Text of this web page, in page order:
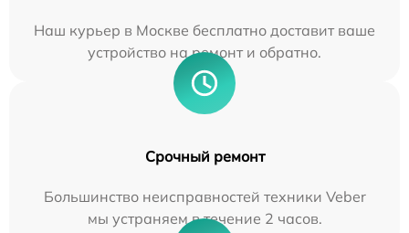
Наш курьер в Москве бесплатно доставит ваше
устройство на ремонт и обратно.
Срочный ремонт
Большинство неисправностей техники Veber
мы устраняем в течение 2 часов.